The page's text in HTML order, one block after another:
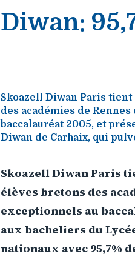
Diwan:
Skoazell Diwan Paris
des académies de
baccalauréat 2005, et
Diwan de Carhaix, qui
Skoazell Diwan Paris
élèves bretons des
exceptionnels au
aux bacheliers du
nationaux avec 95,7%